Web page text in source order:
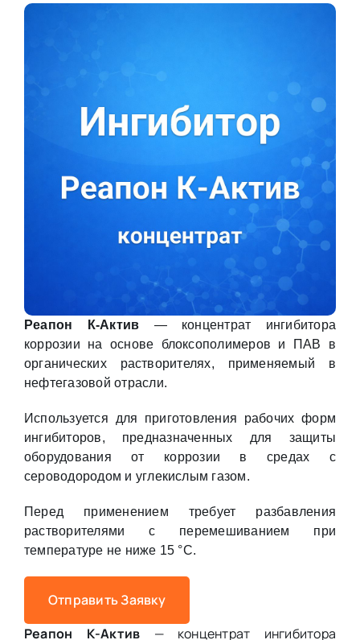
Реапон К-Актив — концентрат ингибитора
коррозии на основе блоксополимеров и ПАВ в
органических растворителях, применяемый в
нефтегазовой отрасли.
Используется для приготовления рабочих форм
ингибиторов, предназначенных для защиты
оборудования от коррозии в средах с
сероводородом и углекислым газом.
Перед применением требует разбавления
растворителями с перемешиванием при
температуре не ниже 15 °C.
Отправить Заявку
Реапон К-Актив — концентрат ингибитора